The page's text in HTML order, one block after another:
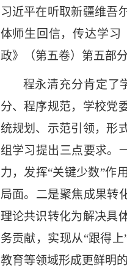
习近平在听取新疆维吾
体师生回信，传达学习
政》（第五卷）第五部
程永清充分肯定了
分、程序规范，学校党
统规划、示范引领，形
组学习提出三点要求。
力，发挥“关键少数”作
局面。二是聚焦成果转
理论共识转化为解决具
务贡献，实现从“跟得
教育等领域形成更鲜明